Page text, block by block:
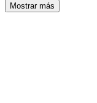
Mostrar más